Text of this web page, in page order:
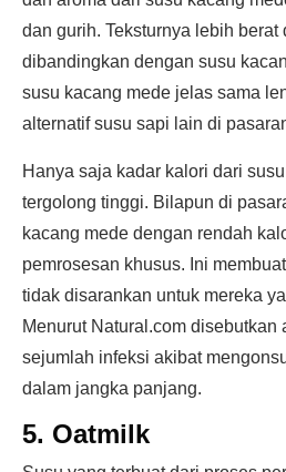
dan gurih. Teksturnya lebih berat
dibandingkan dengan susu
susu kacang mede jelas sama
alternatif susu sapi lain di
Hanya saja kadar kalori dari
tergolong tinggi. Bilapun di
kacang mede dengan rendah
pemrosesan khusus. Ini
tidak disarankan untuk mereka
Menurut Natural.com disebutkan
sejumlah infeksi akibat
dalam jangka panjang.
5. Oatmilk